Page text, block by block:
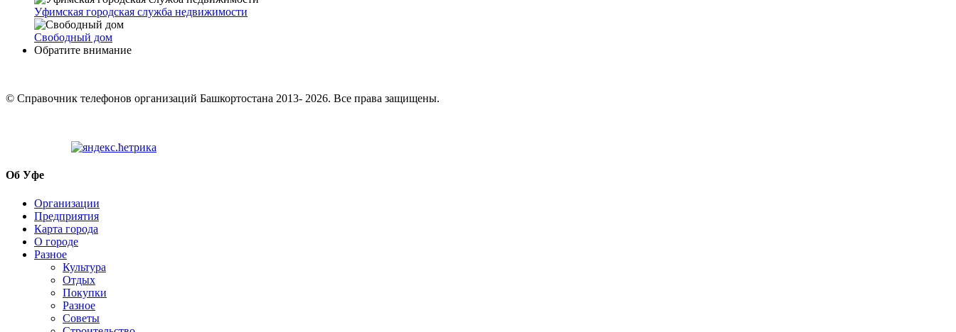
Уфимская городская служба недвижимости
Свободный дом
Обратите внимание
© Cправочник телефонов организаций Башкортостана 2013- 2026. Все права защищены.
Об Уфе
Организации
Предприятия
Карта города
О городе
Разное
Культура
Отдых
Покупки
Разное
Советы